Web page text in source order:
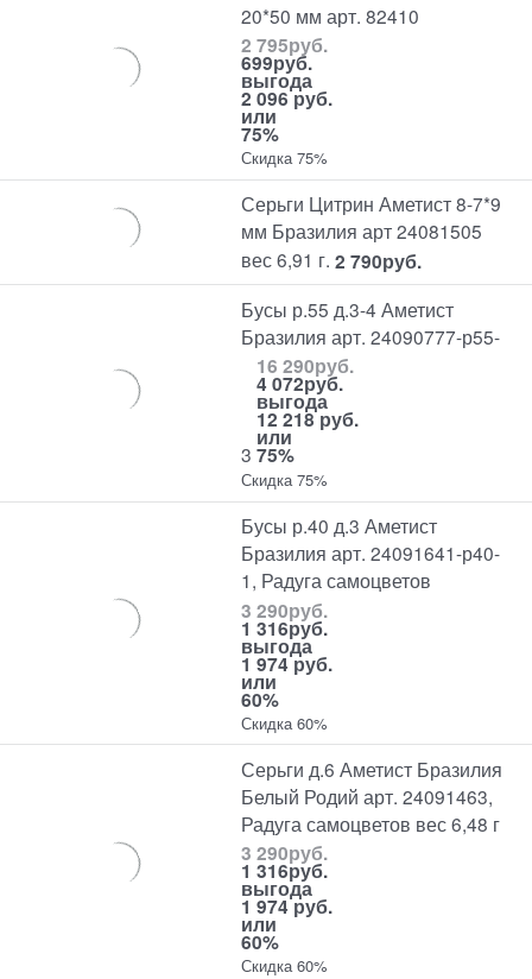
20*50 мм арт. 82410
2 795руб.
699руб.
выгода
2 096 руб.
или
75%
Скидка 75%
Серьги Цитрин Аметист 8-7*9
мм Бразилия арт 24081505
вес 6,91 г. 2 790руб.
Бусы р.55 д.3-4 Аметист
Бразилия арт. 24090777-р55-
3
16 290руб.
4 072руб.
выгода
12 218 руб.
или
75%
Скидка 75%
Бусы р.40 д.3 Аметист
Бразилия арт. 24091641-р40-
1, Радуга самоцветов
3 290руб.
1 316руб.
выгода
1 974 руб.
или
60%
Скидка 60%
Серьги д.6 Аметист Бразилия
Белый Родий арт. 24091463,
Радуга самоцветов вес 6,48 г
3 290руб.
1 316руб.
выгода
1 974 руб.
или
60%
Скидка 60%